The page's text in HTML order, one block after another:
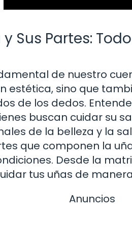
Sus Partes:
de nuestro
estética, sino que
de los dedos.
buscan cuidar su
de la belleza y la
que componen la
Desde la
tus uñas de
Anuncios